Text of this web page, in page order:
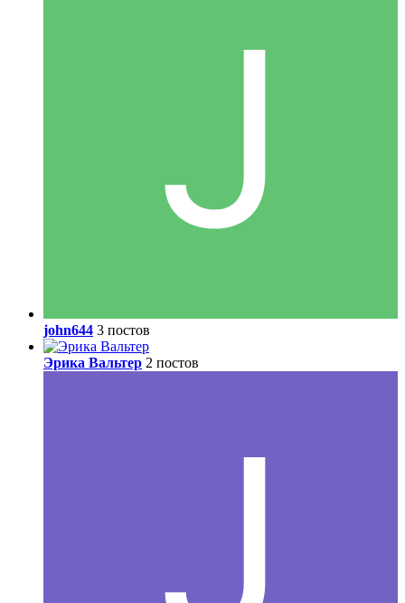
john644 3 постов
Эрика Вальтер 2 постов